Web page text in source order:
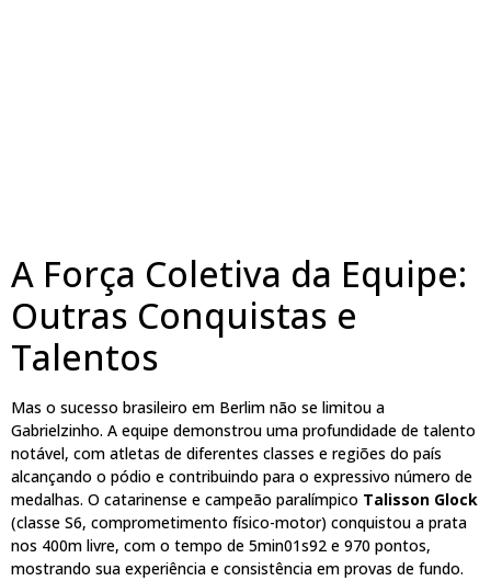
A Força Coletiva da Equipe:
Outras Conquistas e
Talentos
Mas o sucesso brasileiro em Berlim não se limitou a
Gabrielzinho. A equipe demonstrou uma profundidade de talento
notável, com atletas de diferentes classes e regiões do país
alcançando o pódio e contribuindo para o expressivo número de
medalhas. O catarinense e campeão paralímpico Talisson Glock
(classe S6, comprometimento físico-motor) conquistou a prata
nos 400m livre, com o tempo de 5min01s92 e 970 pontos,
mostrando sua experiência e consistência em provas de fundo.